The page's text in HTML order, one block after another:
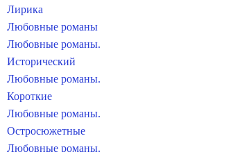
Лирика
Любовные романы
Любовные романы.
Исторический
Любовные романы.
Короткие
Любовные романы.
Остросюжетные
Любовные романы.